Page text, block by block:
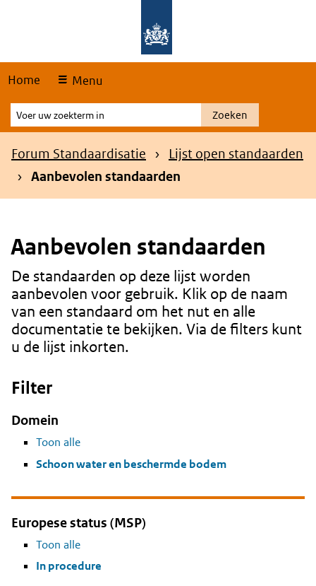
Home Menu
Voer
uw
zoekterm
Zoeken
Kruimelpad
Forum Standaardisatie
Lijst open standaarden
Aanbevolen standaarden
Aanbevolen standaarden
Content
De standaarden op deze lijst worden
aanbevolen voor gebruik. Klik op de naam
van een standaard om het nut en alle
documentatie te bekijken. Via de filters kunt
u de lijst inkorten.
Filter
Domein
Toon alle
Schoon water en beschermde bodem
Europese status (MSP)
Toon alle
In procedure